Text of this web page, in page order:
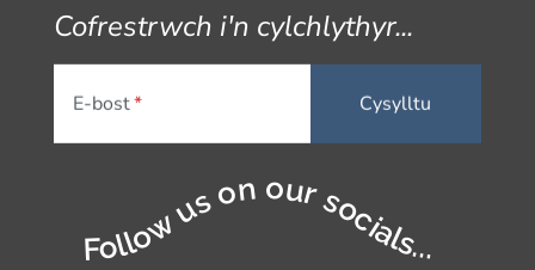
Cofrestrwch i'n cylchlythyr...
E-bost
Follow us on our socials...